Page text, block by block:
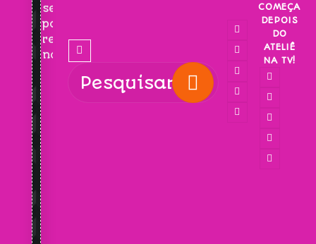
se
para
receber
novidades!
COMEÇA
DEPOIS
DO
ATELIÊ
NA TV!